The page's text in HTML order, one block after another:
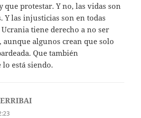
que protestar. Y no, las vidas son
Y las injusticias son en todas
tiene derecho a no ser
algunos crean que solo
Que también
lo está siendo.